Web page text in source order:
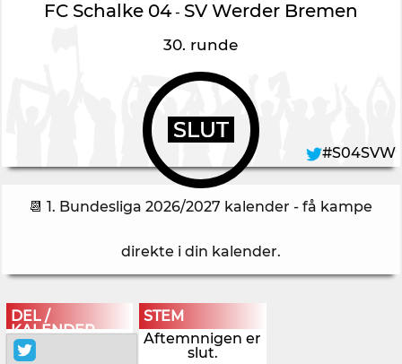
FC Schalke 04- SV Werder Bremen
30. runde
SLUT
#S04SVW
📆 1. Bundesliga 2026/2027 kalender - få kampe
direkte i din kalender.
DEL /
KALENDER
STEM
Aftemnnigen er
slut.